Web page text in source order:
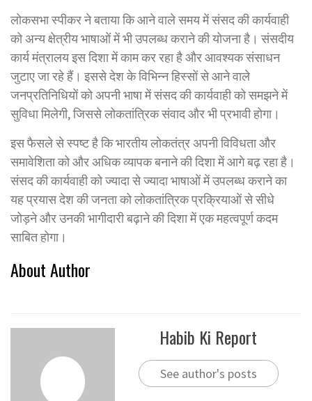
लोकसभा स्पीकर ने बताया कि आने वाले समय में संसद की कार्यवाही
को अन्य क्षेत्रीय भाषाओं में भी उपलब्ध कराने की योजना है। संसदीय
कार्य मंत्रालय इस दिशा में काम कर रहा है और आवश्यक संसाधन
जुटाए जा रहे हैं। इससे देश के विभिन्न हिस्सों से आने वाले
जनप्रतिनिधियों को अपनी भाषा में संसद की कार्यवाही को समझने में
सुविधा मिलेगी, जिससे लोकतांत्रिक संवाद और भी प्रभावी होगा।
इस फैसले से स्पष्ट है कि भारतीय लोकतंत्र अपनी विविधता और
समावेशिता को और अधिक व्यापक बनाने की दिशा में आगे बढ़ रहा है।
संसद की कार्यवाही को ज्यादा से ज्यादा भाषाओं में उपलब्ध कराने का
यह प्रयास देश की जनता को लोकतांत्रिक प्रक्रियाओं से सीधे
जोड़ने और उनकी भागीदारी बढ़ाने की दिशा में एक महत्वपूर्ण कदम
साबित होगा।
About Author
Habib Ki Report
See author's posts